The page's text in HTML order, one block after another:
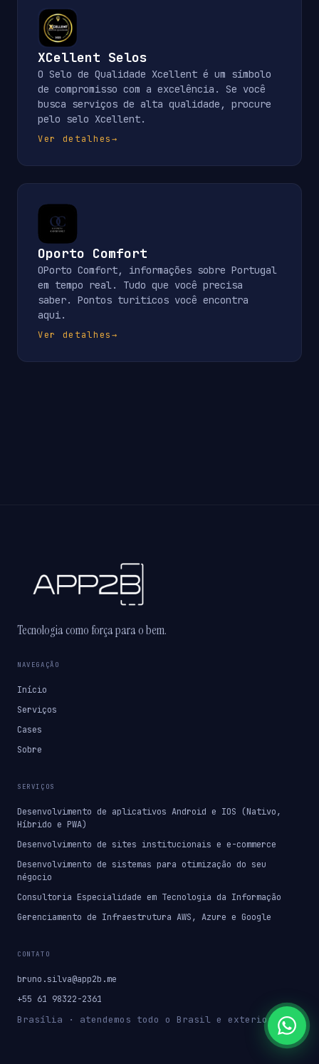
XCellent Selos
O Selo de Qualidade Xcellent é um símbolo
de compromisso com a excelência. Se você
busca serviços de alta qualidade, procure
pelo selo Xcellent.
Ver detalhes→
Oporto Comfort
OPorto Comfort, informações sobre Portugal
em tempo real. Tudo que você precisa
saber. Pontos turiticos você encontra
aqui.
Ver detalhes→
Tecnologia como força para o bem.
NAVEGAÇÃO
Início
Serviços
Cases
Sobre
SERVIÇOS
Desenvolvimento de aplicativos Android e IOS (Nativo,
Híbrido e PWA)
Desenvolvimento de sites institucionais e e-commerce
Desenvolvimento de sistemas para otimização do seu
négocio
Consultoria Especialidade em Tecnologia da Informação
Gerenciamento de Infraestrutura AWS, Azure e Google
CONTATO
bruno.silva@app2b.me
+55 61 98322-2361
Brasília · atendemos todo o Brasil e exterior